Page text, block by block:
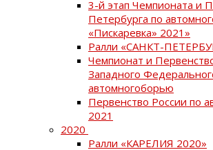
3-й этап Чемпионата и
Петербурга по
«Пискаревка» 2021»
Ралли «САНКТ-
Чемпионат и
Западного
автомногоборью
Первенство России по
2021
2020
Ралли «КАРЕЛИЯ 2020»